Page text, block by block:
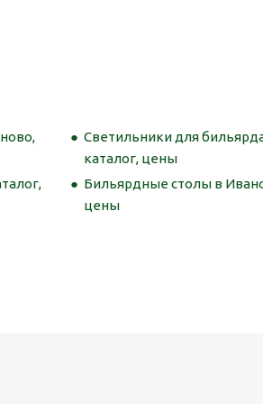
Светильники для
каталог, цены
Бильярдные столы в
цены